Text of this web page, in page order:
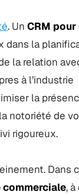
. Un CRM
dans la
la relation
à l’industrie
la
notoriété de
rigoureux.
Dans
,